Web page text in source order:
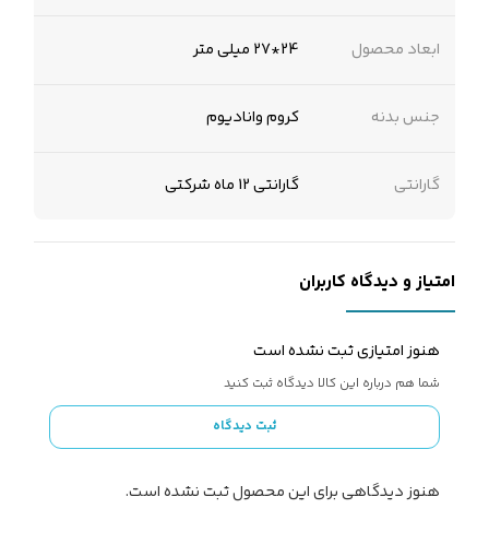
ابعاد محصول 24*27 میلی متر
جنس بدنه کروم وانادیوم
گارانتی گارانتی 12 ماه شرکتی
امتیاز و دیدگاه کاربران
هنوز امتیازی ثبت نشده است
شما هم درباره این کالا دیدگاه ثبت کنید
ثبت دیدگاه
هنوز دیدگاهی برای این محصول ثبت نشده است.